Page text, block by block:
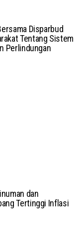
Disparbud
Tentang Sistem
Perlindungan
dan
Tertinggi Inflasi